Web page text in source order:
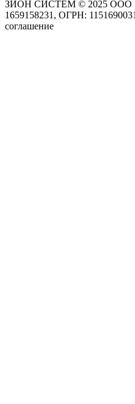
ЗИОН СИСТЕМ © 2025 ООО
1659158231, ОГРН:
соглашение